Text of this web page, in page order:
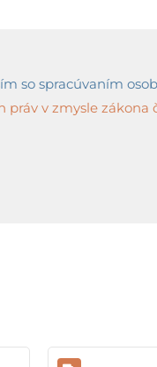
so spracúvaním
práv v zmysle zákona